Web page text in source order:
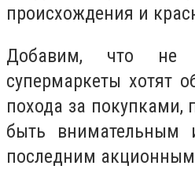
происхождения и
Добавим, что не
супермаркеты хотят
похода за покупками,
быть внимательным
последним